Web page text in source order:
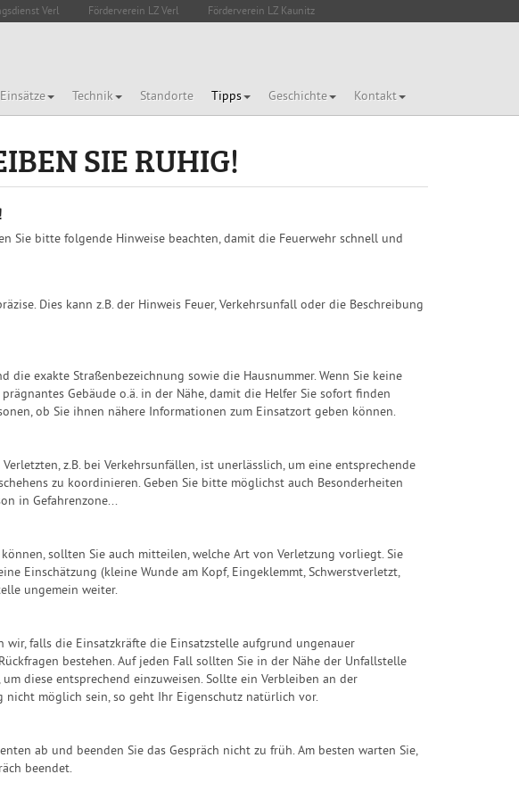
Verl Förderverein LZ Verl Förderverein LZ Kaunitz
Einsätze Technik Standorte Tipps Geschichte Kontakt
SIE RUHIG!
Sie bitte folgende Hinweise beachten, damit die Feuerwehr schnell und
Dies kann z.B. der Hinweis Feuer, Verkehrsunfall oder die Beschreibung
die exakte Straßenbezeichnung sowie die Hausnummer. Wenn Sie keine
Gebäude o.ä. in der Nähe, damit die Helfer Sie sofort finden
ob Sie ihnen nähere Informationen zum Einsatzort geben können.
z.B. bei Verkehrsunfällen, ist unerlässlich, um eine entsprechende
zu koordinieren. Geben Sie bitte möglichst auch Besonderheiten
in Gefahrenzone...
sollten Sie auch mitteilen, welche Art von Verletzung vorliegt. Sie
Einschätzung (kleine Wunde am Kopf, Eingeklemmt, Schwerstverletzt,
ungemein weiter.
wir, falls die Einsatzkräfte die Einsatzstelle aufgrund ungenauer
bestehen. Auf jeden Fall sollten Sie in der Nähe der Unfallstelle
diese entsprechend einzuweisen. Sollte ein Verbleiben an der
möglich sein, so geht Ihr Eigenschutz natürlich vor.
ab und beenden Sie das Gespräch nicht zu früh. Am besten warten Sie,
beendet.